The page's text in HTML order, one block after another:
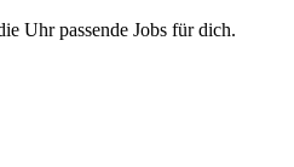
Uhr passende Jobs für dich.